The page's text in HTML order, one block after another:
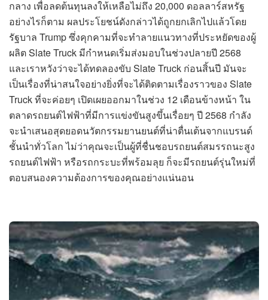
กลาง เพื่อลดต้นทุนลงให้เหลือไม่ถึง 20,000 ดอลลาร์สหรัฐ
อย่างไรก็ตาม ผลประโยชน์ดังกล่าวได้ถูกยกเลิกไปแล้วโดย
รัฐบาล Trump ซึ่งคุกคามที่จะทำลายแนวทางที่ประหยัดของผู้
ผลิต Slate Truck มีกำหนดเริ่มส่งมอบในช่วงปลายปี 2568
และเราหวังว่าจะได้ทดลองขับ Slate Truck ก่อนสิ้นปี มันจะ
เป็นเรื่องที่น่าสนใจอย่างยิ่งที่จะได้ติดตามเรื่องราวของ Slate
Truck ที่จะค่อยๆ เปิดเผยออกมาในช่วง 12 เดือนข้างหน้า ใน
ตลาดรถยนต์ไฟฟ้าที่มีการแข่งขันสูงขึ้นเรื่อยๆ ปี 2568 กำลัง
จะนำเสนอสุดยอดนวัตกรรมยานยนต์ที่น่าตื่นเต้นจากแบรนด์
ชั้นนำทั่วโลก ไม่ว่าคุณจะเป็นผู้ที่ชื่นชอบรถยนต์สมรรถนะสูง
รถยนต์ไฟฟ้า หรือรถกระบะที่พร้อมลุย ก็จะมีรถยนต์รุ่นใหม่ที่
ตอบสนองความต้องการของคุณอย่างแน่นอน